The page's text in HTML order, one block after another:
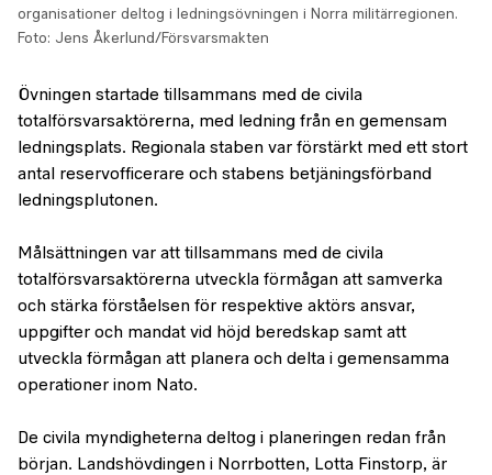
organisationer deltog i ledningsövningen i Norra militärregionen.
Foto: Jens Åkerlund/Försvarsmakten
Övningen startade tillsammans med de civila
totalförsvarsaktörerna, med ledning från en gemensam
ledningsplats. Regionala staben var förstärkt med ett stort
antal reservofficerare och stabens betjäningsförband
ledningsplutonen.
Målsättningen var att tillsammans med de civila
totalförsvarsaktörerna utveckla förmågan att samverka
och stärka förståelsen för respektive aktörs ansvar,
uppgifter och mandat vid höjd beredskap samt att
utveckla förmågan att planera och delta i gemensamma
operationer inom Nato.
De civila myndigheterna deltog i planeringen redan från
början. Landshövdingen i Norrbotten, Lotta Finstorp, är